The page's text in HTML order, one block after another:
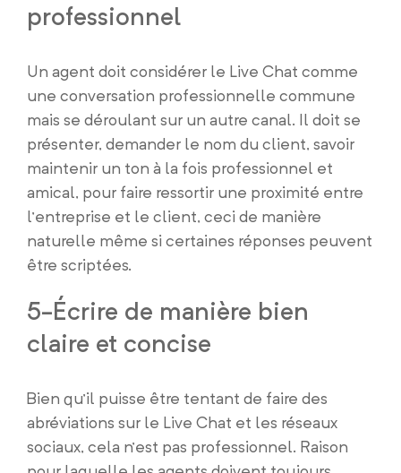
professionnel
Un agent doit considérer le Live Chat comme
une conversation professionnelle commune
mais se déroulant sur un autre canal. Il doit se
présenter, demander le nom du client, savoir
maintenir un ton à la fois professionnel et
amical, pour faire ressortir une proximité entre
l’entreprise et le client, ceci de manière
naturelle même si certaines réponses peuvent
être scriptées.
5-Écrire de manière bien
claire et concise
Bien qu’il puisse être tentant de faire des
abréviations sur le Live Chat et les réseaux
sociaux, cela n’est pas professionnel. Raison